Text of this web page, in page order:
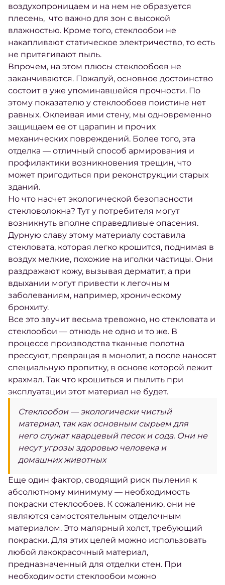
воздухопроницаем и на нем не образуется
плесень, что важно для зон с высокой
влажностью. Кроме того, стеклообои не
накапливают статическое электричество, то есть
не притягивают пыль.
Впрочем, на этом плюсы стеклообоев не
заканчиваются. Пожалуй, основное достоинство
состоит в уже упоминавшейся прочности. По
этому показателю у стеклообоев поистине нет
равных. Оклеивая ими стену, мы одновременно
защищаем ее от царапин и прочих
механических повреждений. Более того, эта
отделка — отличный способ армирования и
профилактики возникновения трещин, что
может пригодиться при реконструкции старых
зданий.
Но что насчет экологической безопасности
стекловолокна? Тут у потребителя могут
возникнуть вполне справедливые опасения.
Дурную славу этому материалу составила
стекловата, которая легко крошится, поднимая в
воздух мелкие, похожие на иголки частицы. Они
раздражают кожу, вызывая дерматит, а при
вдыхании могут привести к легочным
заболеваниям, например, хроническому
бронхиту.
Все это звучит весьма тревожно, но стекловата и
стеклообои — отнюдь не одно и то же. В
процессе производства тканные полотна
прессуют, превращая в монолит, а после наносят
специальную пропитку, в основе которой лежит
крахмал. Так что крошиться и пылить при
эксплуатации этот материал не будет.
Стеклообои — экологически чистый
материал, так как основным сырьем для
него служат кварцевый песок и сода. Они не
несут угрозы здоровью человека и
домашних животных
Еще один фактор, сводящий риск пыления к
абсолютному минимуму — необходимость
покраски стеклообоев. К сожалению, они не
являются самостоятельным отделочным
материалом. Это малярный холст, требующий
покраски. Для этих целей можно использовать
любой лакокрасочный материал,
предназначенный для отделки стен. При
необходимости стеклообои можно